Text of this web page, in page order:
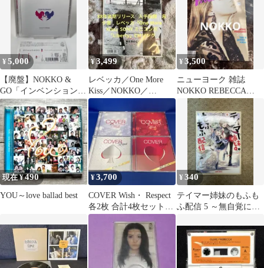
¥5,000
【廃盤】NOKKO &
GO「インベンションと
シンフォニア」CD 帯
付き
¥3,499
レベッカ／One More
Kiss／NOKKO／
BOØWY／レコード／
美盤
¥3,500
ニューヨーク 雑誌
NOKKO REBECCA
1993年 激レア 希少 お
現在 ¥490
YOU～love ballad best
¥3,700
COVER Wish・ Respect
各2枚 合計4枚セット
CD アルバム
¥340
テイマー姉妹のもふも
ふ配信 5 ～無自覚にも
がチート級